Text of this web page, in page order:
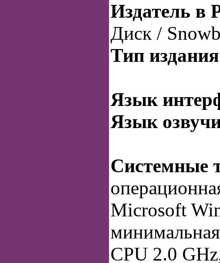
Издатель в
Диск /
Тип
Язык
Язык
Системные
Microsoft
CPU 2.0